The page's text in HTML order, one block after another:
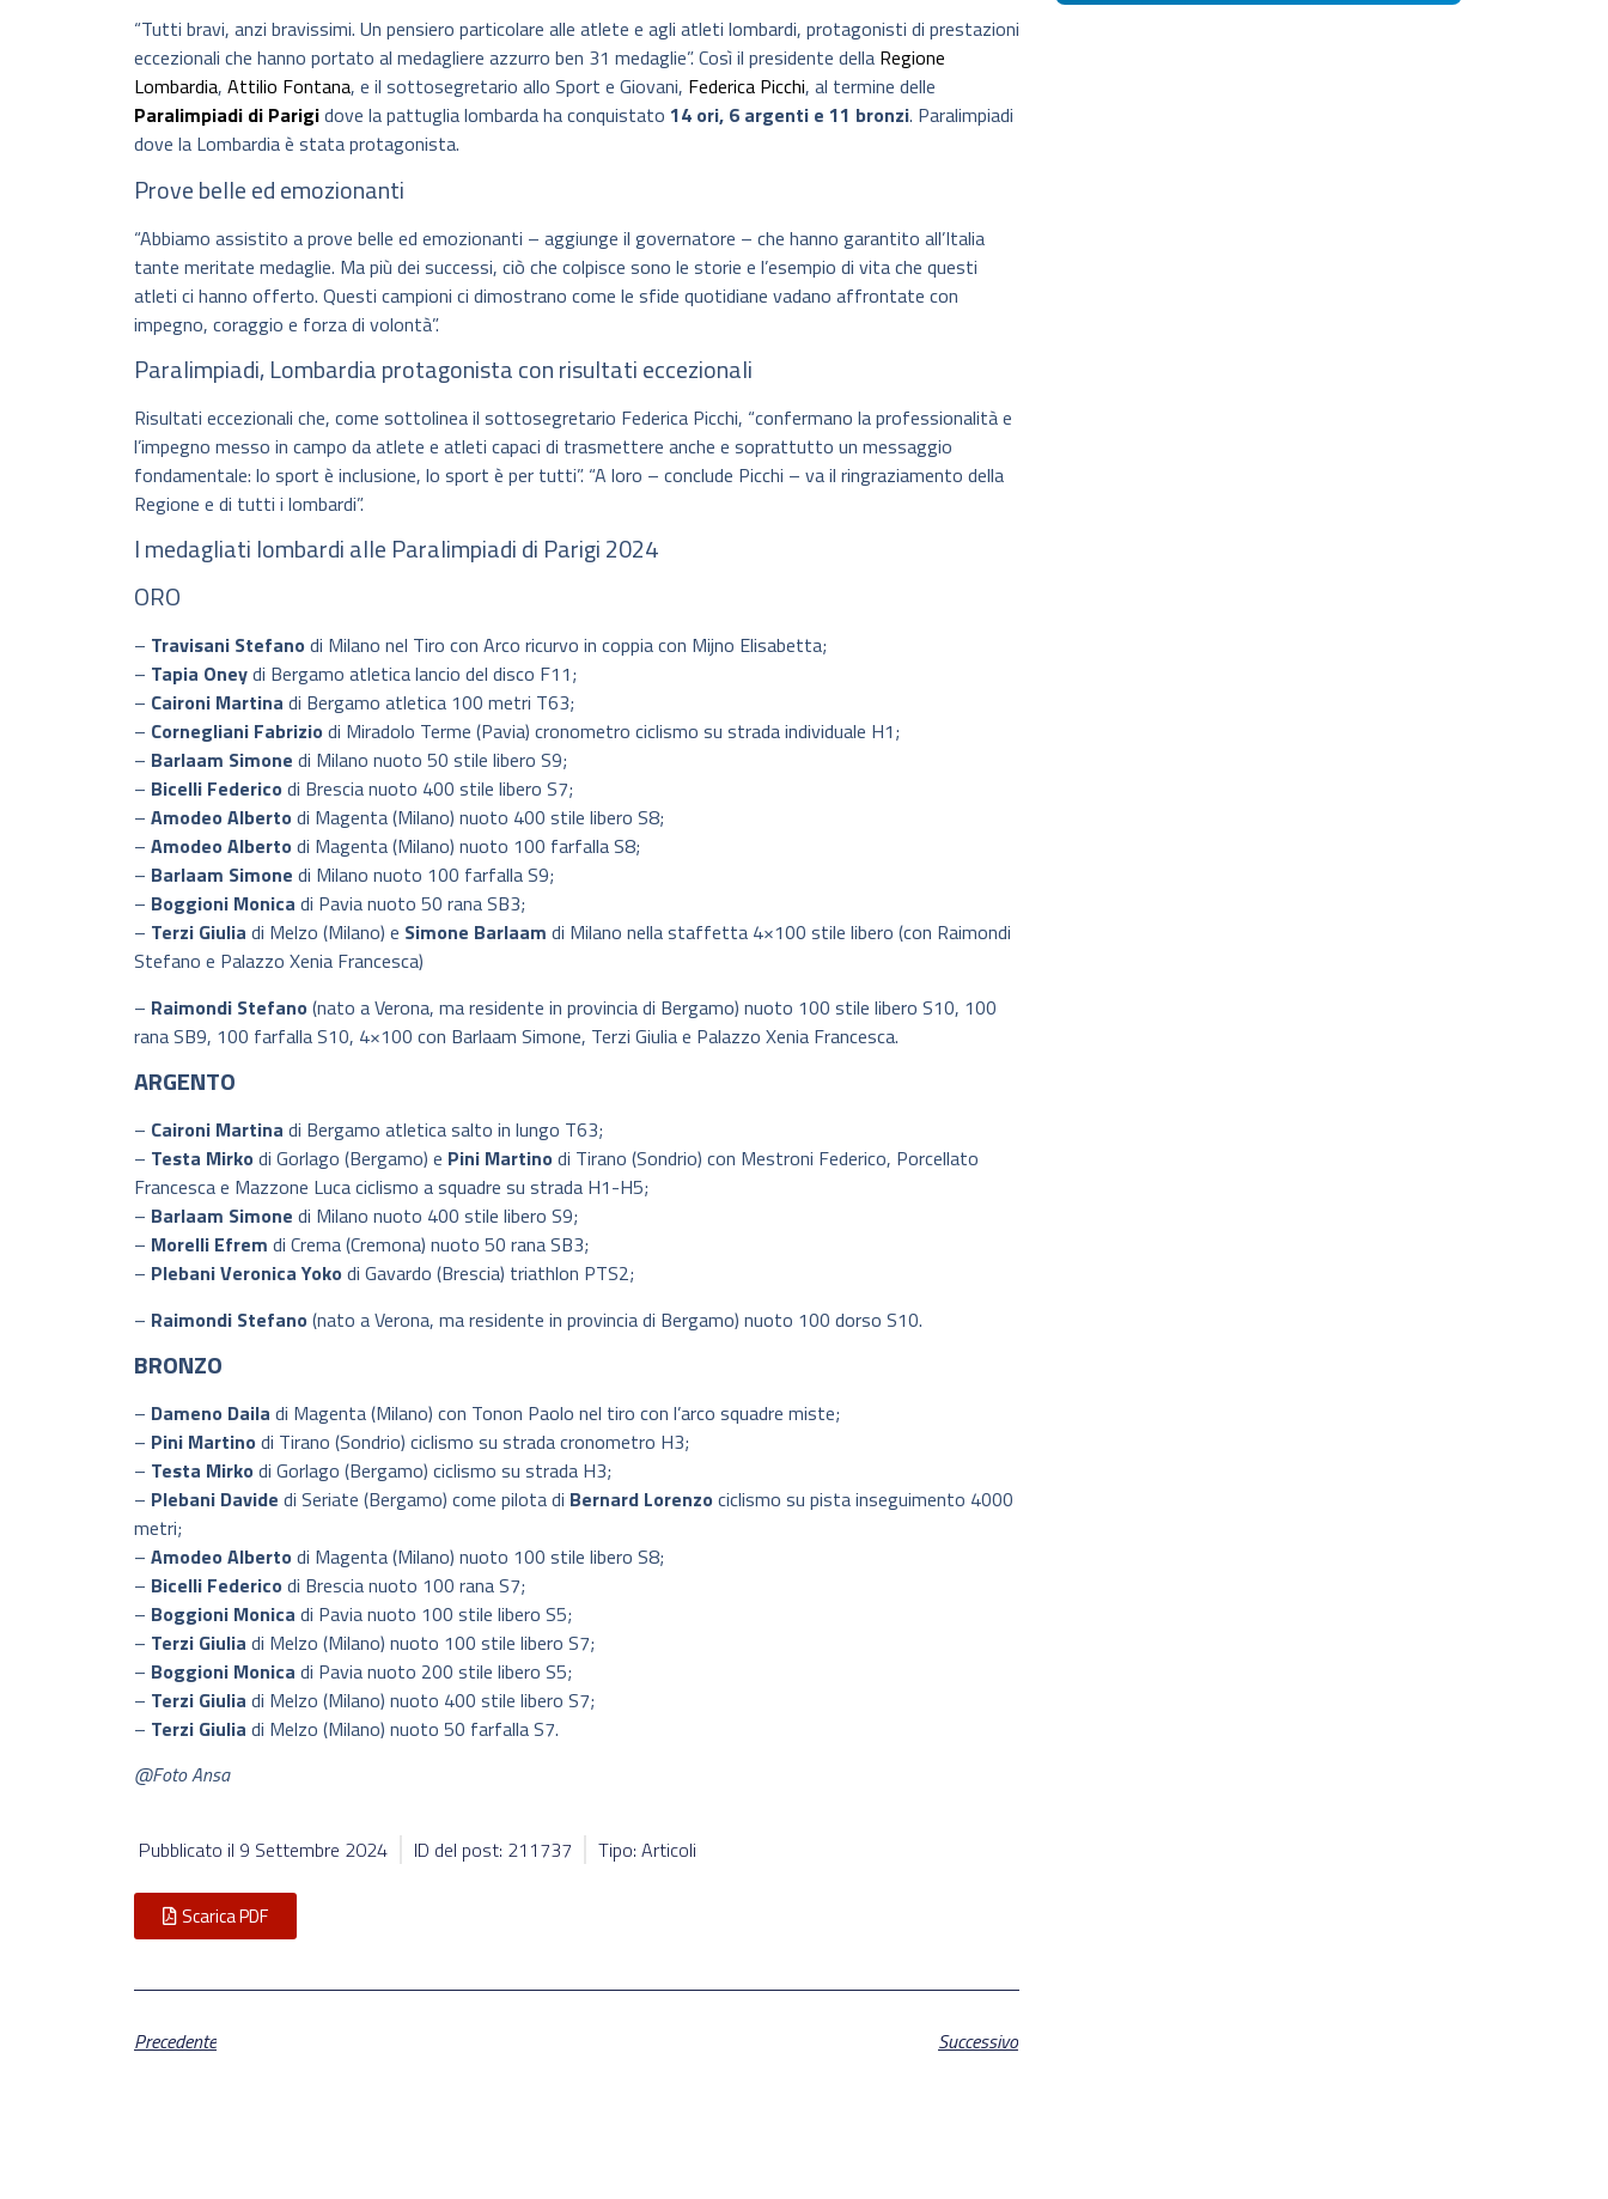
“Tutti bravi, anzi bravissimi. Un pensiero particolare alle atlete e agli atleti lombardi, protagonisti di prestazioni
eccezionali che hanno portato al medagliere azzurro ben 31 medaglie”. Così il presidente della Regione
Lombardia, Attilio Fontana, e il sottosegretario allo Sport e Giovani, Federica Picchi, al termine delle
Paralimpiadi di Parigidove la pattuglia lombarda ha conquistato 14 ori, 6 argenti e 11 bronzi. Paralimpiadi
dove la Lombardia è stata protagonista.
Prove belle ed emozionanti
“Abbiamo assistito a prove belle ed emozionanti – aggiunge il governatore – che hanno garantito all’Italia
tante meritate medaglie. Ma più dei successi, ciò che colpisce sono le storie e l’esempio di vita che questi
atleti ci hanno offerto. Questi campioni ci dimostrano come le sfide quotidiane vadano affrontate con
impegno, coraggio e forza di volontà”.
Paralimpiadi, Lombardia protagonista con risultati eccezionali
Risultati eccezionali che, come sottolinea il sottosegretario Federica Picchi, “confermano la professionalità e
l’impegno messo in campo da atlete e atleti capaci di trasmettere anche e soprattutto un messaggio
fondamentale: lo sport è inclusione, lo sport è per tutti”. “A loro – conclude Picchi – va il ringraziamento della
Regione e di tutti i lombardi”.
I medagliati lombardi alle Paralimpiadi di Parigi 2024
ORO
– Travisani Stefano di Milano nel Tiro con Arco ricurvo in coppia con Mijno Elisabetta;
– Tapia Oneydi Bergamo atletica lancio del disco F11;
– Caironi Martina di Bergamo atletica 100 metri T63;
– Cornegliani Fabrizio di Miradolo Terme (Pavia) cronometro ciclismo su strada individuale H1;
– Barlaam Simone di Milano nuoto 50 stile libero S9;
– Bicelli Federico di Brescia nuoto 400 stile libero S7;
– Amodeo Alberto di Magenta (Milano) nuoto 400 stile libero S8;
– Amodeo Alberto di Magenta (Milano) nuoto 100 farfalla S8;
– Barlaam Simone di Milano nuoto 100 farfalla S9;
– Boggioni Monica di Pavia nuoto 50 rana SB3;
– Terzi Giulia di Melzo (Milano) e Simone Barlaam di Milano nella staffetta 4×100 stile libero (con Raimondi
Stefano e Palazzo Xenia Francesca)
– Raimondi Stefano (nato a Verona, ma residente in provincia di Bergamo) nuoto 100 stile libero S10, 100
rana SB9, 100 farfalla S10, 4×100 con Barlaam Simone, Terzi Giulia e Palazzo Xenia Francesca.
ARGENTO
– Caironi Martina di Bergamo atletica salto in lungo T63;
– Testa Mirko di Gorlago (Bergamo) e Pini Martino di Tirano (Sondrio) con Mestroni Federico, Porcellato
Francesca e Mazzone Luca ciclismo a squadre su strada H1-H5;
– Barlaam Simone di Milano nuoto 400 stile libero S9;
– Morelli Efrem di Crema (Cremona) nuoto 50 rana SB3;
– Plebani Veronica Yoko di Gavardo (Brescia) triathlon PTS2;
– Raimondi Stefano (nato a Verona, ma residente in provincia di Bergamo) nuoto 100 dorso S10.
BRONZO
– Dameno Daila di Magenta (Milano) con Tonon Paolo nel tiro con l’arco squadre miste;
– Pini Martino di Tirano (Sondrio) ciclismo su strada cronometro H3;
– Testa Mirko di Gorlago (Bergamo) ciclismo su strada H3;
– Plebani Davide di Seriate (Bergamo) come pilota di Bernard Lorenzo ciclismo su pista inseguimento 4000
metri;
– Amodeo Alberto di Magenta (Milano) nuoto 100 stile libero S8;
– Bicelli Federico di Brescia nuoto 100 rana S7;
– Boggioni Monica di Pavia nuoto 100 stile libero S5;
– Terzi Giulia di Melzo (Milano) nuoto 100 stile libero S7;
– Boggioni Monica di Pavia nuoto 200 stile libero S5;
– Terzi Giulia di Melzo (Milano) nuoto 400 stile libero S7;
– Terzi Giulia di Melzo (Milano) nuoto 50 farfalla S7.
@Foto Ansa
Pubblicato il 9 Settembre 2024 ID del post: 211737 Tipo: Articoli
Scarica PDF
Precedente Successivo